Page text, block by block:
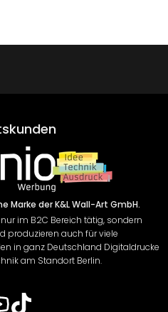
Marke der K&L Wall-Art GmbH.
im B2C Bereich tätig, sondern
produzieren auch für viele
in ganz Deutschland Digitaldrucke
am Standort Berlin.